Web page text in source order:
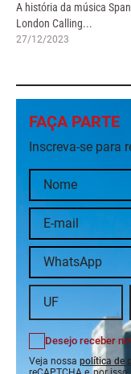
A história da música
London Calling...
27/12/2023
FAÇA PARTE
Inscreva-se para
Desejo receber
Veja nossa política de